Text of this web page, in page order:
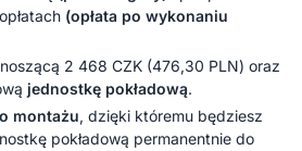
(opłata po wykonaniu
2 468 CZK (476,30 PLN) oraz
jednostkę pokładową.
montażu, dzięki któremu będziesz
pokładową permanentnie do